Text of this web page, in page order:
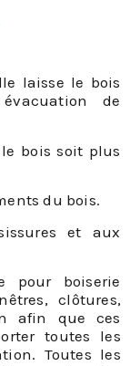
laisse le bois
de
bois soit plus
du bois.
et aux
pour boiserie
clôtures,
afin que ces
toutes les
Toutes les